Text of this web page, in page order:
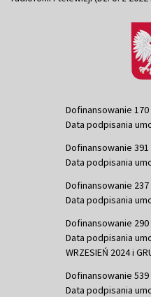
Dofinansowanie 170
Data podpisania
Dofinansowanie 391
Data podpisania
Dofinansowanie 237
Data podpisania
Dofinansowanie 290
Data podpisania
WRZESIEŃ 2024 i
Dofinansowanie 539
Data podpisania